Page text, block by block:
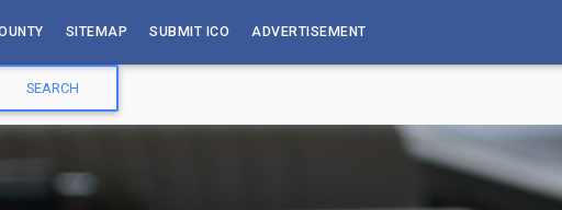
SITEMAP SUBMIT ICO ADVERTISEMENT